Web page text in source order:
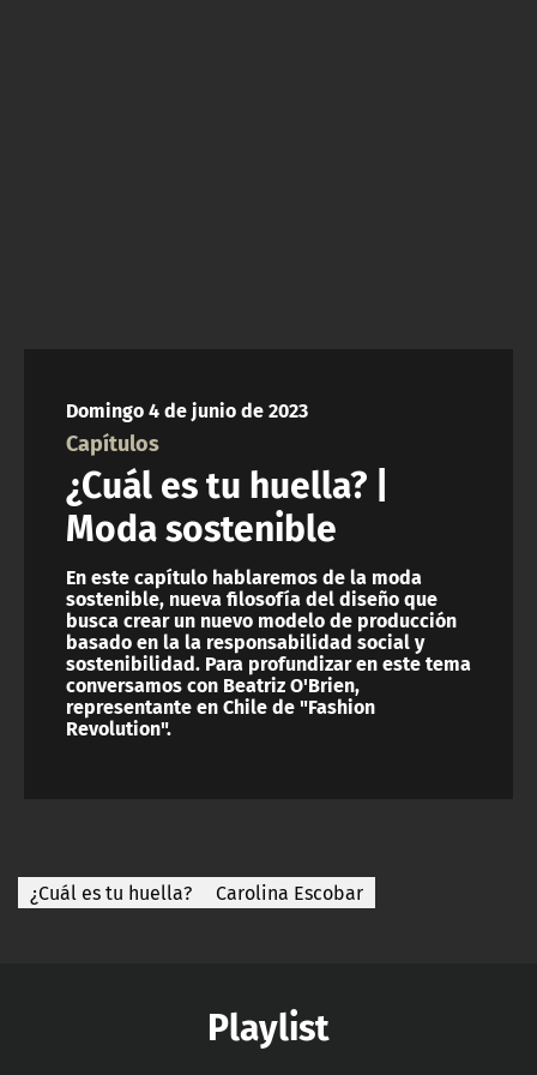
Domingo 4 de junio de 2023
Capítulos
¿Cuál es tu huella? |
Moda sostenible
En este capítulo hablaremos de la moda
sostenible, nueva filosofía del diseño que
busca crear un nuevo modelo de producción
basado en la la responsabilidad social y
sostenibilidad. Para profundizar en este tema
conversamos con Beatriz O'Brien,
representante en Chile de "Fashion
Revolution".
¿Cuál es tu huella? Carolina Escobar
Playlist